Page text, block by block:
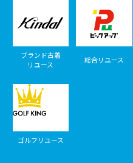
ブランド古着
リユース
総合リユース
ゴルフリユース